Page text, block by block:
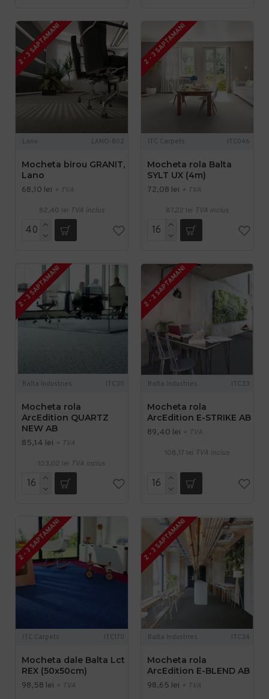
2 - 3 SAPTAMANI
Lano LANO-802
Mocheta birou GRANIT,
Lano
68,10 lei + TVA
82,40 lei TVA inclus
2 - 3 SAPTAMANI
ITC Carpets ITC046
Mocheta rola Balta
SYLT UX (4m)
72,08 lei + TVA
87,22 lei TVA inclus
2 - 3 SAPTAMANI
Balta Industries ITC30
Mocheta rola
ArcEdition QUARTZ
NEW AB
85,14 lei + TVA
103,02 lei TVA inclus
2 - 3 SAPTAMANI
Balta Industries ITC33
Mocheta rola
ArcEdition E-STRIKE AB
89,40 lei + TVA
108,17 lei TVA inclus
2 - 3 SAPTAMANI
ITC Carpets ITC170
Mocheta dale Balta Lct
REX (50x50cm)
98,58 lei + TVA
2 - 3 SAPTAMANI
Balta Industries ITC34
Mocheta rola
ArcEdition E-BLEND AB
98,65 lei + TVA